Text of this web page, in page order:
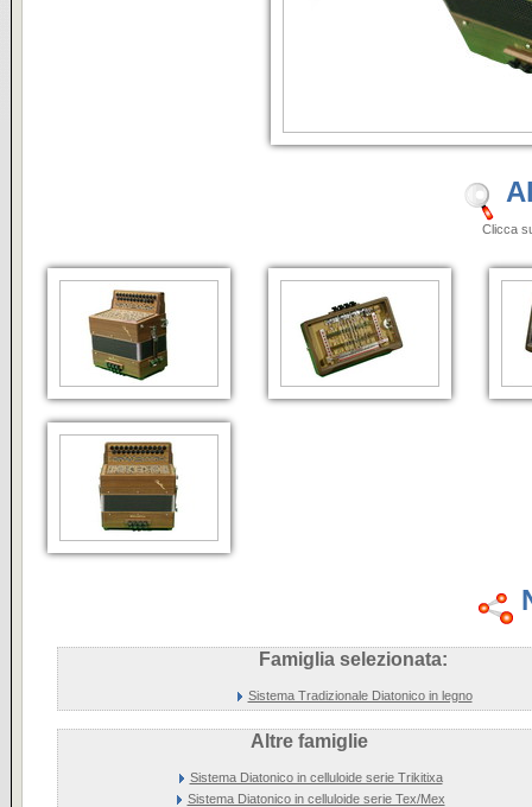
Clicca sulle
Famiglia selezionata:
Sistema Tradizionale Diatonico in legno
Altre famiglie
Sistema Diatonico in celluloide serie Trikitixa
Sistema Diatonico in celluloide serie Tex/Mex